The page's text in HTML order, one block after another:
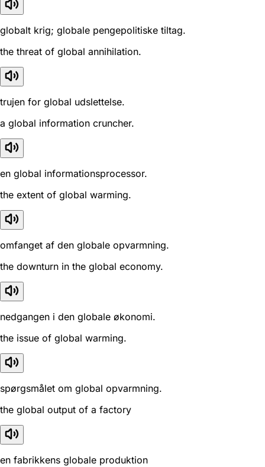
globalt krig; globale pengepolitiske tiltag.
the threat of global annihilation.
trujen for global udslettelse.
a global information cruncher.
en global informationsprocessor.
the extent of global warming.
omfanget af den globale opvarmning.
the downturn in the global economy.
nedgangen i den globale økonomi.
the issue of global warming.
spørgsmålet om global opvarmning.
the global output of a factory
en fabrikkens globale produktion